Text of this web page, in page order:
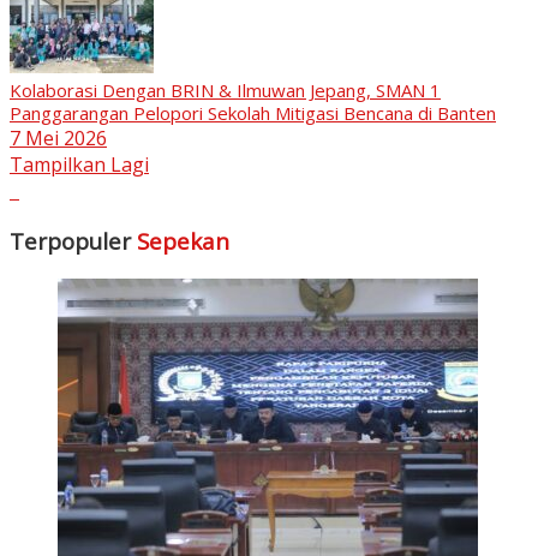
Kolaborasi Dengan BRIN & Ilmuwan Jepang, SMAN 1
Panggarangan Pelopori Sekolah Mitigasi Bencana di Banten
7 Mei 2026
Tampilkan Lagi
Terpopuler Sepekan